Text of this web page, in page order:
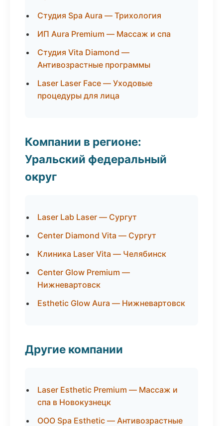
Студия Spa Aura — Трихология
ИП Aura Premium — Массаж и спа
Студия Vita Diamond —
Антивозрастные программы
Laser Laser Face — Уходовые
процедуры для лица
Компании в регионе:
Уральский федеральный
округ
Laser Lab Laser — Сургут
Center Diamond Vita — Сургут
Клиника Laser Vita — Челябинск
Center Glow Premium —
Нижневартовск
Esthetic Glow Aura — Нижневартовск
Другие компании
Laser Esthetic Premium — Массаж и
спа в Новокузнецк
ООО Spa Esthetic — Антивозрастные